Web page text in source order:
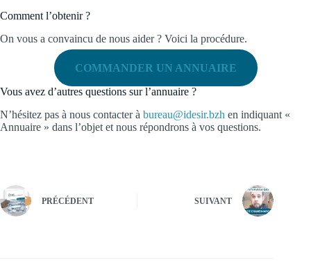
Comment l’obtenir ?
On vous a convaincu de nous aider ? Voici la procédure.
COMMANDER UN ANNUAIRE
Vous avez d’autres questions sur l’annuaire ?
N’hésitez pas à nous contacter à bureau@idesir.bzh en indiquant «
Annuaire » dans l’objet et nous répondrons à vos questions.
PRÉCÉDENT SUIVANT